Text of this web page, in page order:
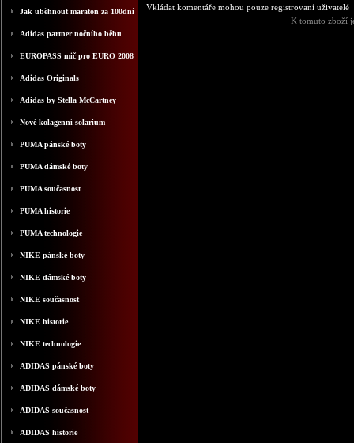
Jak uběhnout maraton za 100dní
Adidas partner nočního běhu
EUROPASS mič pro EURO 2008
Adidas Originals
Adidas by Stella McCartney
Nové kolagenní solarium
PUMA pánské boty
PUMA dámské boty
PUMA současnost
PUMA historie
PUMA technologie
NIKE pánské boty
NIKE dámské boty
NIKE současnost
NIKE historie
NIKE technologie
ADIDAS pánské boty
ADIDAS dámské boty
ADIDAS současnost
ADIDAS historie
Vkládat komentáře mohou pouze registrovaní uživatelé
K tomuto zboží